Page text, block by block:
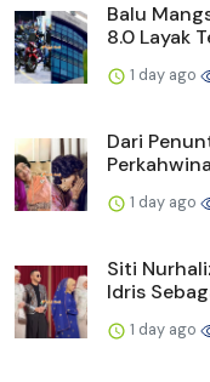
Balu
8.0 Layak
1 day ago
Dari
1 day ago
Siti
Idris
1 day ago